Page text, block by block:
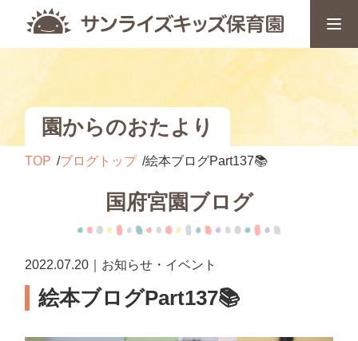
園からのおたより
TOP ブログトップ 絵本ブログPart137📚
国府宮園ブログ
2022.07.20｜お知らせ・イベント
絵本ブログPart137📚